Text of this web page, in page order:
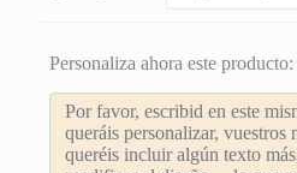
2,80€
Personaliza ahora este producto: